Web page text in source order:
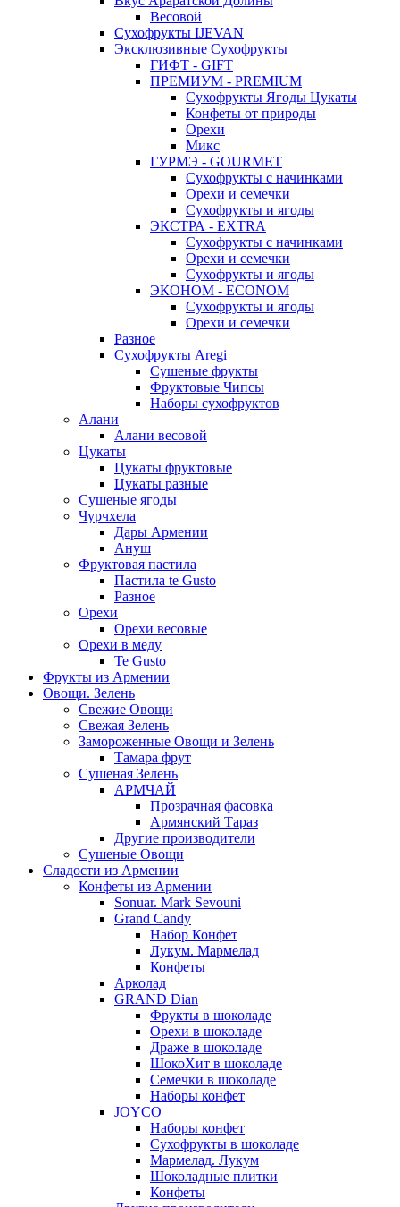
Весовой
Сухофрукты IJEVAN
Эксклюзивные Сухофрукты
ГИФТ - GIFT
ПРЕМИУМ - PREMIUM
Сухофрукты Ягоды Цукаты
Конфеты от природы
Орехи
Микс
ГУРМЭ - GOURMET
Сухофрукты с начинками
Орехи и семечки
Сухофрукты и ягоды
ЭКСТРА - EXTRA
Сухофрукты с начинками
Орехи и семечки
Сухофрукты и ягоды
ЭКОНОМ - ECONOM
Сухофрукты и ягоды
Орехи и семечки
Разное
Сухофрукты Aregi
Сушеные фрукты
Фруктовые Чипсы
Наборы сухофруктов
Алани
Алани весовой
Цукаты
Цукаты фруктовые
Цукаты разные
Сушеные ягоды
Чурчхела
Дары Армении
Ануш
Фруктовая пастила
Пастила te Gusto
Разное
Орехи
Орехи весовые
Орехи в меду
Te Gusto
Фрукты из Армении
Овощи. Зелень
Свежие Овощи
Свежая Зелень
Замороженные Овощи и Зелень
Тамара фрут
Сушеная Зелень
АРМЧАЙ
Прозрачная фасовка
Армянский Тараз
Другие производители
Сушеные Овощи
Сладости из Армении
Конфеты из Армении
Sonuar. Mark Sevouni
Grand Candy
Набор Конфет
Лукум. Мармелад
Конфеты
Арколад
GRAND Dian
Фрукты в шоколаде
Орехи в шоколаде
Драже в шоколаде
ШокоХит в шоколаде
Семечки в шоколаде
Наборы конфет
JOYCO
Наборы конфет
Сухофрукты в шоколаде
Мармелад. Лукум
Шоколадные плитки
Конфеты